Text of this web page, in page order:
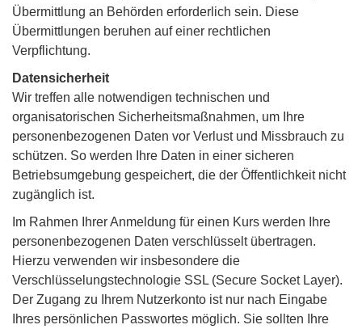
Übermittlung an Behörden erforderlich sein. Diese
Übermittlungen beruhen auf einer rechtlichen
Verpflichtung.
Datensicherheit
Wir treffen alle notwendigen technischen und
organisatorischen Sicherheitsmaßnahmen, um Ihre
personenbezogenen Daten vor Verlust und Missbrauch zu
schützen. So werden Ihre Daten in einer sicheren
Betriebsumgebung gespeichert, die der Öffentlichkeit nicht
zugänglich ist.
Im Rahmen Ihrer Anmeldung für einen Kurs werden Ihre
personenbezogenen Daten verschlüsselt übertragen.
Hierzu verwenden wir insbesondere die
Verschlüsselungstechnologie SSL (Secure Socket Layer).
Der Zugang zu Ihrem Nutzerkonto ist nur nach Eingabe
Ihres persönlichen Passwortes möglich. Sie sollten Ihre